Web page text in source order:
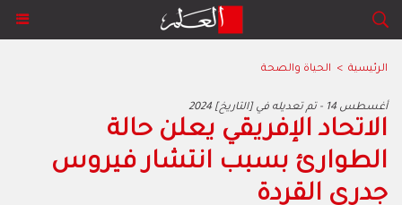
الرئيسية > الحياة والصحة
2024 أغسطس 14 - تم تعديله في [التاريخ]
الاتحاد الإفريقي يعلن حالة
الطوارئ بسبب انتشار فيروس
جدري القردة